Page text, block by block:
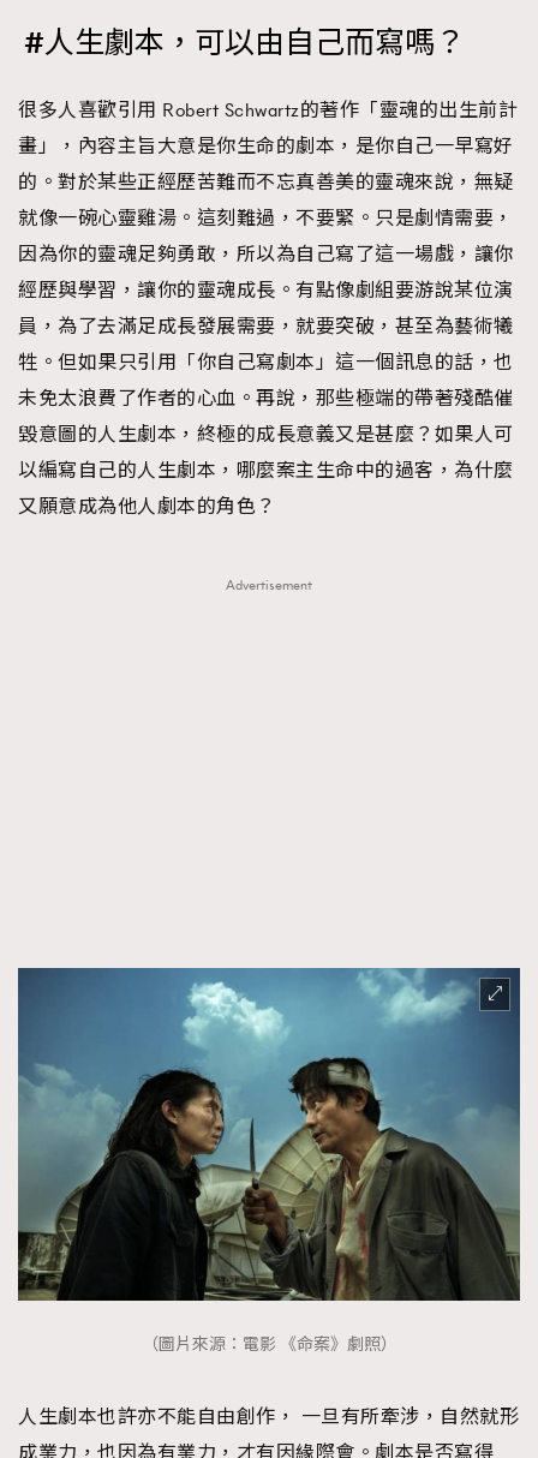
#人生劇本，可以由自己而寫嗎？
很多人喜歡引用 Robert Schwartz的著作「靈魂的出生前計
畫」，內容主旨大意是你生命的劇本，是你自己一早寫好
的。對於某些正經歷苦難而不忘真善美的靈魂來說，無疑
就像一碗心靈雞湯。這刻難過，不要緊。只是劇情需要，
因為你的靈魂足夠勇敢，所以為自己寫了這一場戲，讓你
經歷與學習，讓你的靈魂成長。有點像劇組要游說某位演
員，為了去滿足成長發展需要，就要突破，甚至為藝術犧
牲。但如果只引用「你自己寫劇本」這一個訊息的話，也
未免太浪費了作者的心血。再說，那些極端的帶著殘酷催
毀意圖的人生劇本，終極的成長意義又是甚麼？如果人可
以編寫自己的人生劇本，哪麼案主生命中的過客，為什麼
又願意成為他人劇本的角色？
Advertisement
（圖片來源：電影 《命案》劇照）
人生劇本也許亦不能自由創作， 一旦有所牽涉，自然就形
成業力，也因為有業力，才有因緣際會。劇本是否寫得